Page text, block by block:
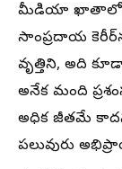
మీడియా ఖాతాలో
సాంప్రదాయ
వృత్తిని, అది
అనేక మంది
అధిక జీతమే
పలువురు